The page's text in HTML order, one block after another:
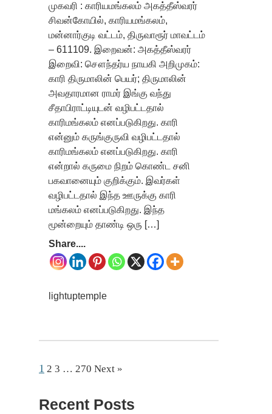
முகவரி : காரியமங்கலம் அகத்தீஸ்வரர்
சிவன்கோயில், காரியமங்கலம்,
மன்னார்குடி வட்டம், திருவாரூர் மாவட்டம்
– 611109. இறைவன்: அகத்தீஸ்வரர்
இறைவி: சௌந்தர்ய நாயகி அறிமுகம்:
காரி திருமாலின் பெயர்; திருமாலின்
அவதாரமான ராமர் இங்கு வந்து
சீதாபிராட்டியுடன் வழிபட்டதால்
காரிமங்கலம் எனப்படுகிறது. காரி
என்னும் கருங்குருவி வழிபட்டதால்
காரிமங்கலம் எனப்படுகிறது. காரி
என்றால் கருமை நிறம் கொண்ட சனி
பகவானையும் குறிக்கும். இவர்கள்
வழிபட்டதால் இந்த ஊருக்கு காரி
மங்கலம் எனப்படுகிறது. இந்த
மூன்றையும் தாண்டி ஒரு […]
Share....
lightuptemple
1 2 3 … 270 Next »
Recent Posts